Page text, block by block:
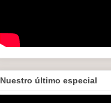
Nuestro último especial